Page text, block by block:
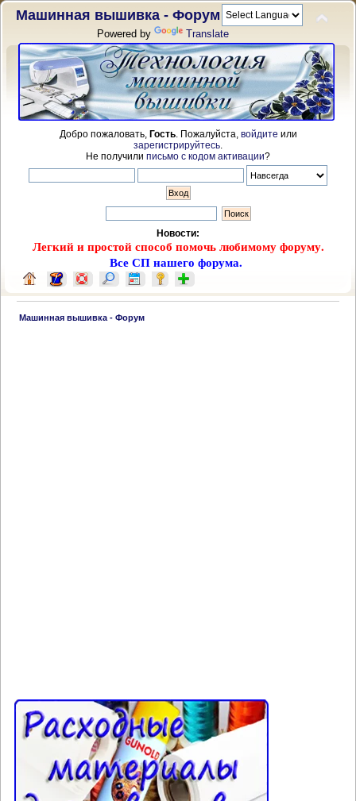
Машинная вышивка - Форум
Powered by Translate
Добро пожаловать, Гость. Пожалуйста, войдите или
зарегистрируйтесь
Не получили письмо с кодом активации?
Новости:
Легкий и простой способ помочь любимому форуму.
Все СП нашего форума.
Машинная вышивка - Форум